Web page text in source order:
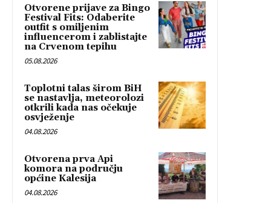
Otvorene prijave za Bingo
Festival Fits: Odaberite
outfit s omiljenim
influencerom i zablistajte
na Crvenom tepihu
05.08.2026
Toplotni talas širom BiH
se nastavlja, meteorolozi
otkrili kada nas očekuje
osvježenje
04.08.2026
Otvorena prva Api
komora na području
općine Kalesija
04.08.2026